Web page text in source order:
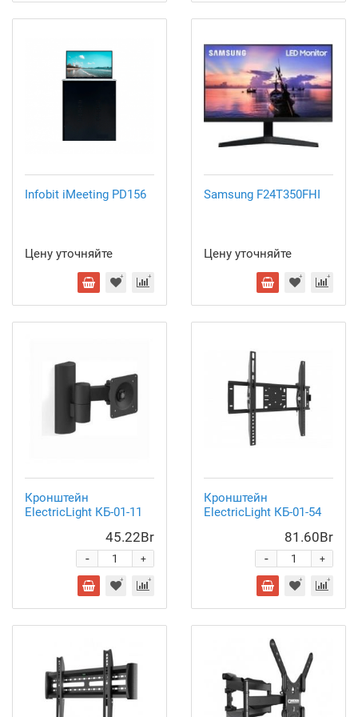
Infobit iMeeting PD156
Цену уточняйте
Samsung F24T350FHI
Цену уточняйте
Кронштейн
ElectricLight КБ-01-11
45.22Br
+
-
Кронштейн
ElectricLight КБ-01-54
81.60Br
+
-